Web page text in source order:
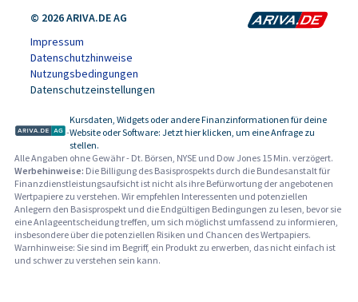
© 2026 ARIVA.DE AG
Impressum
Datenschutzhinweise
Nutzungsbedingungen
Datenschutzeinstellungen
-
Kursdaten, Widgets oder andere Finanzinformationen für deine
Website oder Software: Jetzt hier klicken, um eine Anfrage zu
stellen.
Alle Angaben ohne Gewähr - Dt. Börsen, NYSE und Dow Jones 15 Min. verzögert.
Werbehinweise: Die Billigung des Basisprospekts durch die Bundesanstalt für
Finanzdienstleistungsaufsicht ist nicht als ihre Befürwortung der angebotenen
Wertpapiere zu verstehen. Wir empfehlen Interessenten und potenziellen
Anlegern den Basisprospekt und die Endgültigen Bedingungen zu lesen, bevor sie
eine Anlageentscheidung treffen, um sich möglichst umfassend zu informieren,
insbesondere über die potenziellen Risiken und Chancen des Wertpapiers.
Warnhinweise: Sie sind im Begriff, ein Produkt zu erwerben, das nicht einfach ist
und schwer zu verstehen sein kann.